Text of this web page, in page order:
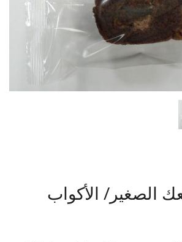
الصغير/ الأكواب